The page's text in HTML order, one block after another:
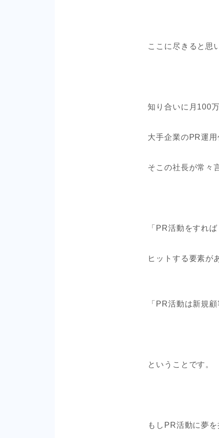
ここに尽きると思
知り合いに月100
大手企業のPR運
そこの社長が常々
「PR活動をすれ
ヒットする要素が
「PR活動は新規
ということです。
もしPR活動に夢